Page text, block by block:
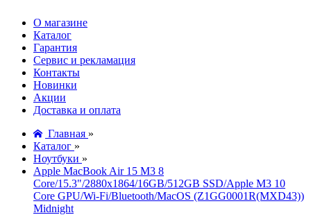
О магазине
Каталог
Гарантия
Сервис и рекламация
Контакты
Новинки
Акции
Доставка и оплата
Главная »
Каталог »
Ноутбуки »
Apple MacBook Air 15 M3 8
Core/15.3"/2880x1864/16GB/512GB SSD/Apple M3 10
Core GPU/Wi-Fi/Bluetooth/MacOS (Z1GG0001R(MXD43))
Midnight